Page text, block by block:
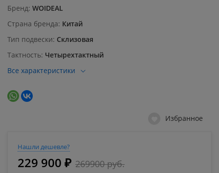
Бренд WOIDEAL
Страна бренда Китай
Тип подвески Склизовая
Тактность Четырехтактный
Все характеристики
Избранное
Нашли дешевле?
229 900 ₽ 269900 руб.